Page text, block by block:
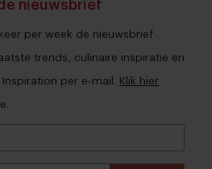
nieuwsbrief
per week de nieuwsbrief
trends, culinaire inspiratie en
per e-mail. Klik hier